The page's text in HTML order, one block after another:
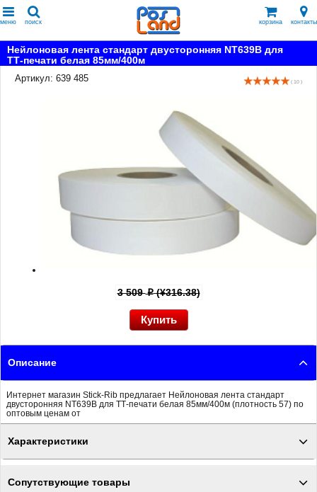
меню поиск корзина контакты
Нейлоновая лента стандарт двусторонняя NT639B для
ТТ-печати белая 85мм/400м
Артикул: 639 485
( 10 )
3 509p(¥316.38)
Описание
Интернет магазин Stick-Rib предлагает Нейлоновая лента стандарт
двусторонняя NT639B для ТТ-печати белая 85мм/400м (плотность 57) по
оптовым ценам от
Характеристики
Сопутствующие товары